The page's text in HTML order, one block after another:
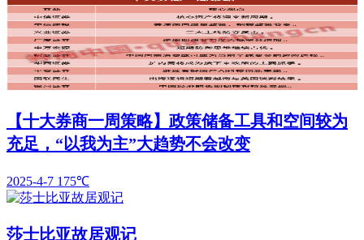
【十大券商一周策略】政策储备工具和空间较为
充足，“以我为主”大趋势不会改变
2025-4-7 175℃
莎士比亚故居观记